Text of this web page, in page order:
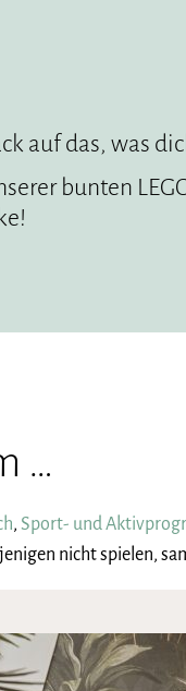
auf das, was
bunten
…
, Sport- und
nicht spielen,